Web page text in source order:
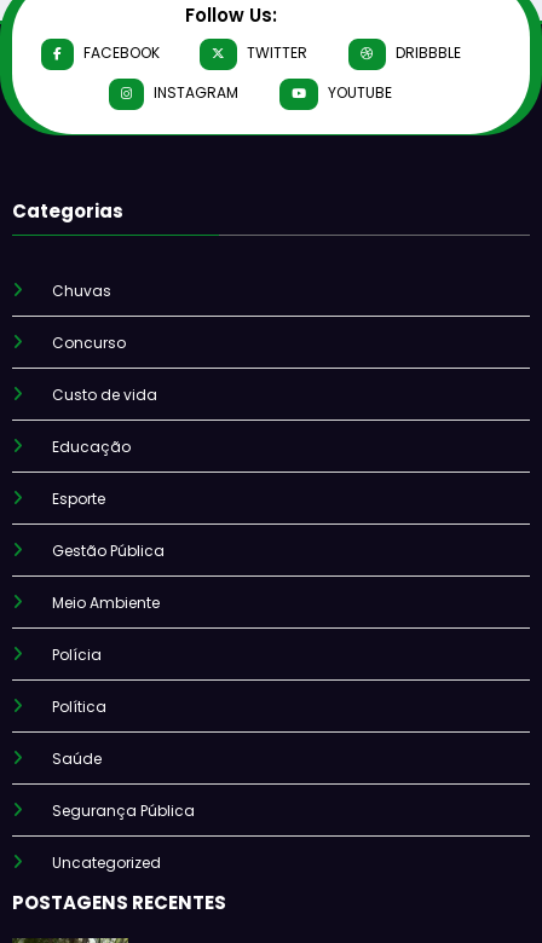
Follow Us:
FACEBOOK TWITTER
DRIBBBLE
INSTAGRAM
YOUTUBE
Categorias
Chuvas
Concurso
Custo de vida
Educação
Esporte
Gestão Pública
Meio Ambiente
Polícia
Política
Saúde
Segurança Pública
Uncategorized
POSTAGENS RECENTES